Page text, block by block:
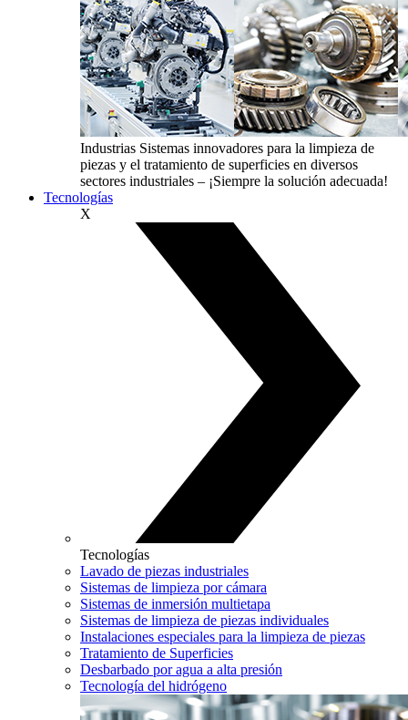
Industrias Sistemas innovadores para la limpieza de
piezas y el tratamiento de superficies en diversos
sectores industriales – ¡Siempre la solución adecuada!
Tecnologías
X
Tecnologías
Lavado de piezas industriales
Sistemas de limpieza por cámara
Sistemas de inmersión multietapa
Sistemas de limpieza de piezas individuales
Instalaciones especiales para la limpieza de piezas
Tratamiento de Superficies
Desbarbado por agua a alta presión
Tecnología del hidrógeno